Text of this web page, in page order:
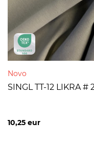
Novo
SINGL TT-12 LIKRA #
10,25 eur